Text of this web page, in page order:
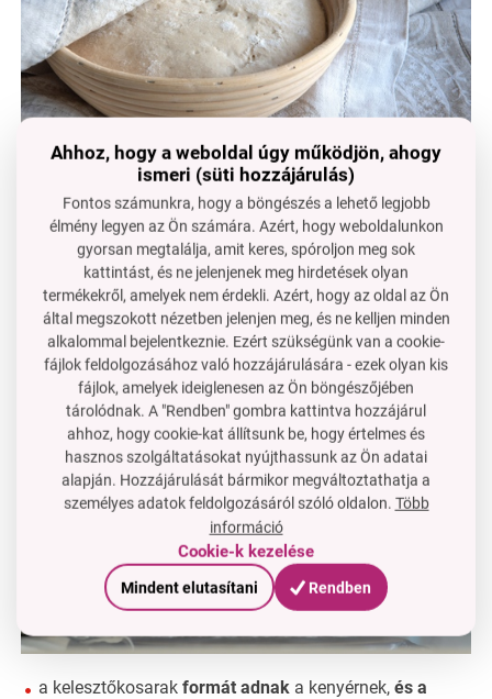
Kelesztőkosár - FARMÁR 1300 g kenyérhez
nélkülözhetetlen segédeszközmindenki számára,
otthonsüt frisskenyeret
atésztaszépenmegkelesztődika megfelelő formához
és a megsült kenyérengyönyörű mintázatot hagy
a kelesztőkosarak formát adnak a kenyérnek, és a
Ahhoz, hogy a weboldal úgy működjön, ahogy
ismeri (süti hozzájárulás)
Fontos számunkra, hogy a böngészés a lehető legjobb
élmény legyen az Ön számára. Azért, hogy weboldalunkon
gyorsan megtalálja, amit keres, spóroljon meg sok
kattintást, és ne jelenjenek meg hirdetések olyan
termékekről, amelyek nem érdekli. Azért, hogy az oldal az Ön
által megszokott nézetben jelenjen meg, és ne kelljen minden
alkalommal bejelentkeznie. Ezért szükségünk van a cookie-
fájlok feldolgozásához való hozzájárulására - ezek olyan kis
fájlok, amelyek ideiglenesen az Ön böngészőjében
tárolódnak. A "Rendben" gombra kattintva hozzájárul
ahhoz, hogy cookie-kat állítsunk be, hogy értelmes és
hasznos szolgáltatásokat nyújthassunk az Ön adatai
alapján. Hozzájárulását bármikor megváltoztathatja a
személyes adatok feldolgozásáról szóló oldalon. Több
információ
Cookie-k kezelése
Mindent elutasítani Rendben